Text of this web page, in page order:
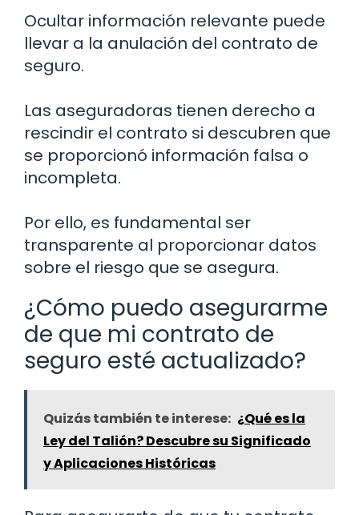
Ocultar información relevante puede
llevar a la anulación del contrato de
seguro.
Las aseguradoras tienen derecho a
rescindir el contrato si descubren que
se proporcionó información falsa o
incompleta.
Por ello, es fundamental ser
transparente al proporcionar datos
sobre el riesgo que se asegura.
¿Cómo puedo asegurarme
de que mi contrato de
seguro esté actualizado?
Quizás también te interese: ¿Qué es la
Ley del Talión? Descubre su Significado
y Aplicaciones Históricas